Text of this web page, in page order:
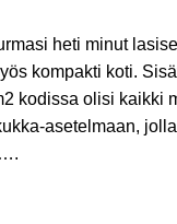
heti minut
kompakti koti.
kodissa olisi kaikki
asetelmaan,